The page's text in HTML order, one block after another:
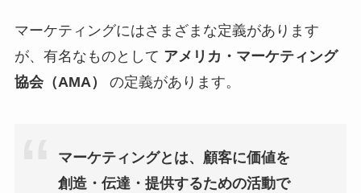
マーケティングにはさまざまな定義があります
が、有名なものとして アメリカ・マーケティング
協会（AMA）
の定義があります。
マーケティングとは、顧客に価値を
創造・伝達・提供するための活動で